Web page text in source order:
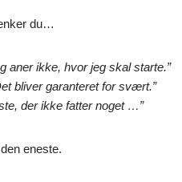
du…
aner ikke, hvor jeg skal starte.”
bliver garanteret for svært.”
der ikke fatter noget …”
eneste.